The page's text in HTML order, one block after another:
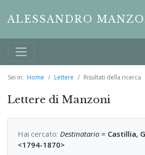
ALESSANDRO
Sei in: Home Lettere Risultati della ricerca
Lettere di Manzoni
Hai cercato: Destinatario = Castillia,
<1794-1870>